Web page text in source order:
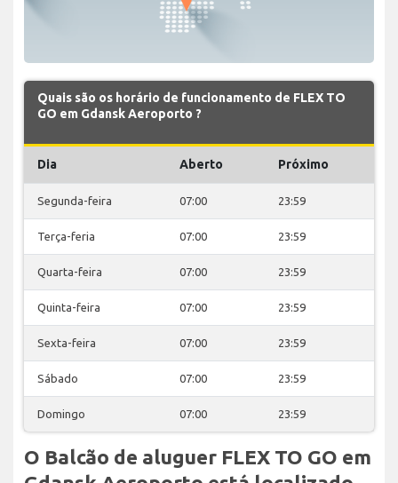
Quais são os horário de funcionamento de FLEX TO
GO em Gdansk Aeroporto ?
Dia Aberto Próximo
Segunda-feira 07:00 23:59
Terça-feria 07:00 23:59
Quarta-feira 07:00 23:59
Quinta-feira 07:00 23:59
Sexta-feira 07:00 23:59
Sábado 07:00 23:59
Domingo 07:00 23:59
O Balcão de aluguer FLEX TO GO em